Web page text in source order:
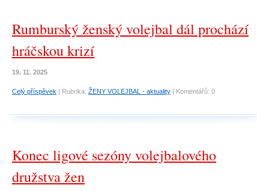
Rumburský ženský volejbal dál prochází
hráčskou krizí
19. 11. 2025
Celý příspěvek | Rubrika: ŽENY VOLEJBAL - aktuality | Komentářů: 0
Konec ligové sezóny volejbalového
družstva žen